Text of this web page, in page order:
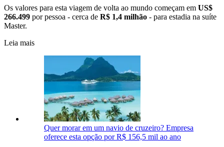
Os valores para esta viagem de volta ao mundo começam em US$
266.499 por pessoa - cerca de R$ 1,4 milhão - para estadia na suíte
Master.
Leia mais
Quer morar em um navio de cruzeiro? Empresa
oferece esta opção por R$ 156,5 mil ao ano